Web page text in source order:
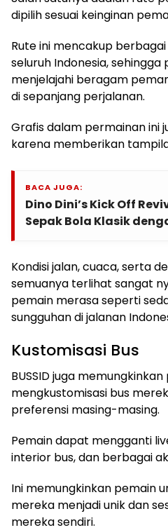
dipilih sesuai keinginan
Rute ini mencakup
seluruh Indonesia,
menjelajahi beragam
di sepanjang perjalanan.
Grafis dalam permainan ini
karena memberikan
BACA JUGA:
Dino Dini’s Kick Off
Sepak Bola Klasik
Kondisi jalan, cuaca, serta
semuanya terlihat sangat
pemain merasa seperti
sungguhan di jalanan
Kustomisasi Bus
BUSSID juga
mengkustomisasi bus
preferensi masing-masing.
Pemain dapat mengganti
interior bus, dan berbagai
Ini memungkinkan pemain
mereka menjadi unik dan
mereka sendiri.